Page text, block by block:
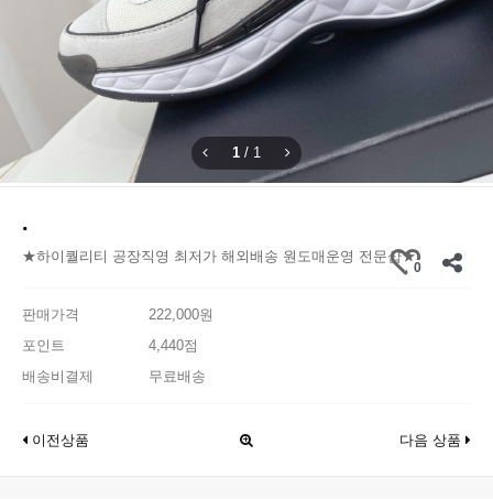
1 / 1
.
★하이퀄리티 공장직영 최저가 해외배송 원도매운영 전문샵★
0
판매가격
222,000원
포인트
4,440점
배송비결제
무료배송
이전상품 다음 상품